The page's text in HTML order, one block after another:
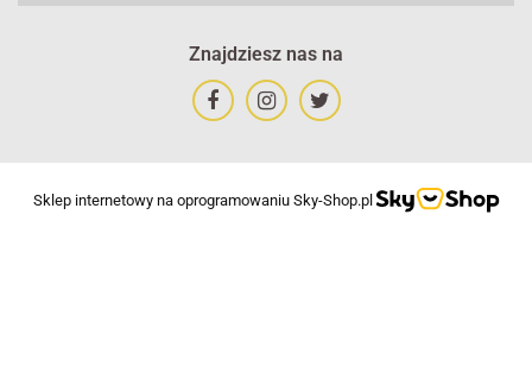
Znajdziesz nas na
Sklep internetowy na oprogramowaniu Sky-Shop.pl